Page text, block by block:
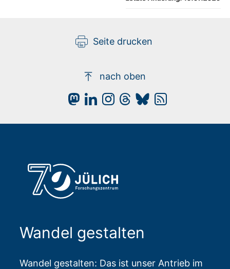
Seite drucken
nach oben
Wandel gestalten
Wandel gestalten: Das ist unser Antrieb im